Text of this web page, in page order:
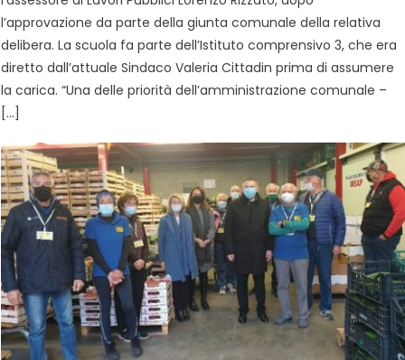
l’approvazione da parte della giunta comunale della relativa
delibera. La scuola fa parte dell’Istituto comprensivo 3, che era
diretto dall’attuale Sindaco Valeria Cittadin prima di assumere
la carica. “Una delle priorità dell’amministrazione comunale –
[…]